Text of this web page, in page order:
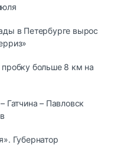
в Петербурге вырос
больше 8 км на
Гатчина – Павловск
Губернатор